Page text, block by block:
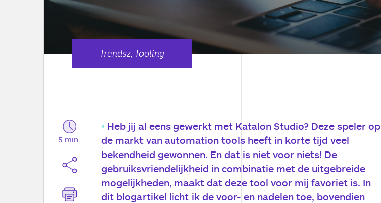
Trendsz, Tooling
5 min.
Heb jij al eens gewerkt met Katalon Studio? Deze speler op
de markt van automation tools heeft in korte tijd veel
bekendheid gewonnen. En dat is niet voor niets! De
gebruiksvriendelijkheid in combinatie met de uitgebreide
mogelijkheden, maakt dat deze tool voor mij favoriet is. In
dit blogartikel licht ik de voor- en nadelen toe, bovendien